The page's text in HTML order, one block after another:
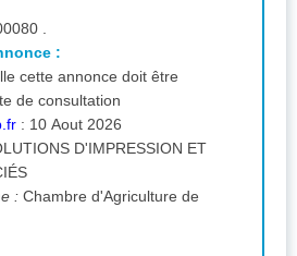
.
:
cette annonce doit être
de consultation
: 10 Aout 2026
D'IMPRESSION ET
: Chambre d'Agriculture de